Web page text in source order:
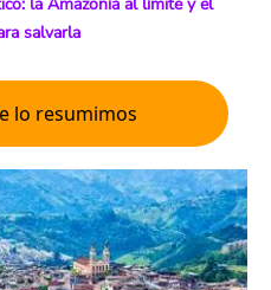
salvarla
lo resumimos